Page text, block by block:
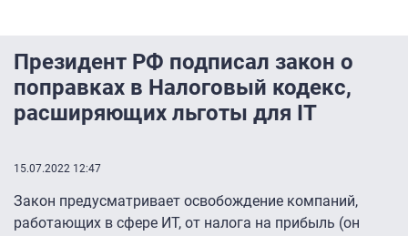
Президент РФ подписал закон о
поправках в Налоговый кодекс,
расширяющих льготы для IT
15.07.2022 12:47
Закон предусматривает освобождение компаний,
работающих в сфере ИТ, от налога на прибыль (он